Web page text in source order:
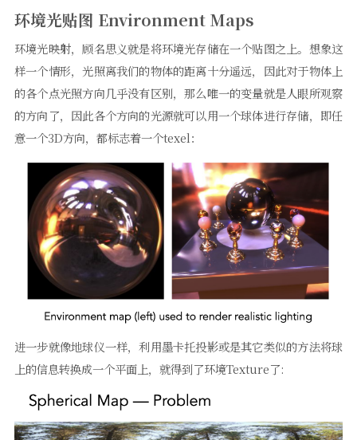
环境光贴图 Environment Maps
环境光映射，顾名思义就是将环境光存储在一个贴图之上。想象这
样一个情形，光照离我们的物体的距离十分遥远，因此对于物体上
的各个点光照方向几乎没有区别，那么唯一的变量就是人眼所观察
的方向了，因此各个方向的光源就可以用一个球体进行存储，即任
意一个3D方向，都标志着一个texel：
进一步就像地球仪一样，利用墨卡托投影或是其它类似的方法将球
上的信息转换成一个平面上，就得到了环境Texture了: